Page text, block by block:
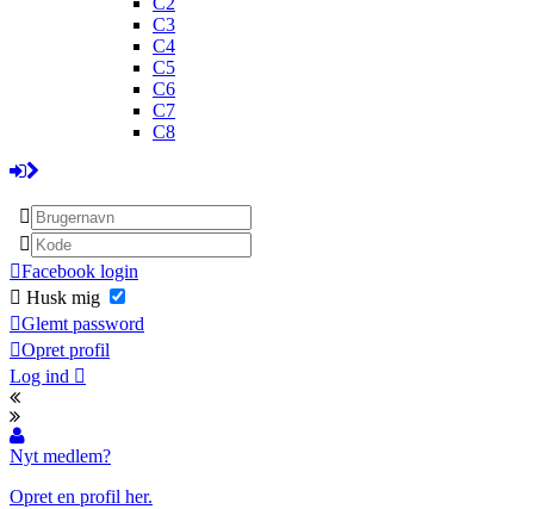
C3
C4
C5
C6
C7
C8
Facebook login
Husk mig
Glemt password
Opret profil
Log ind
Nyt medlem?
Opret en profil her.